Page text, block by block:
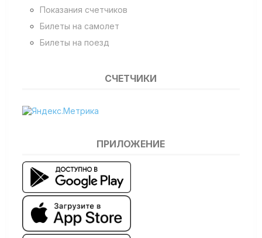
Показания счетчиков
Билеты на самолет
Билеты на поезд
СЧЕТЧИКИ
ПРИЛОЖЕНИЕ